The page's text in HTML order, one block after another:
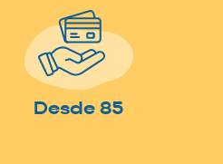
Desde 85